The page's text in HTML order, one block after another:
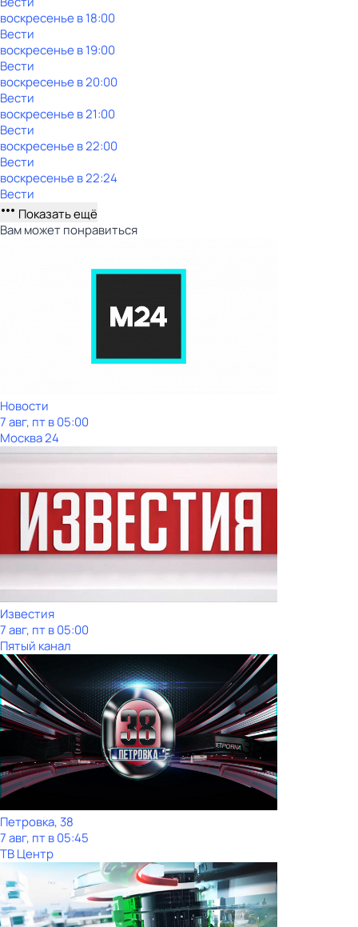
воскресенье в18:00
Вести
воскресенье в19:00
Вести
воскресенье в20:00
Вести
воскресенье в21:00
Вести
воскресенье в22:00
Вести
воскресенье в22:24
Вести
Показать ещё
Вам может понравиться
Новости
7 авг, пт в 05:00
Москва 24
Известия
7 авг, пт в 05:00
Пятый канал
Петровка, 38
7 авг, пт в 05:45
ТВ Центр